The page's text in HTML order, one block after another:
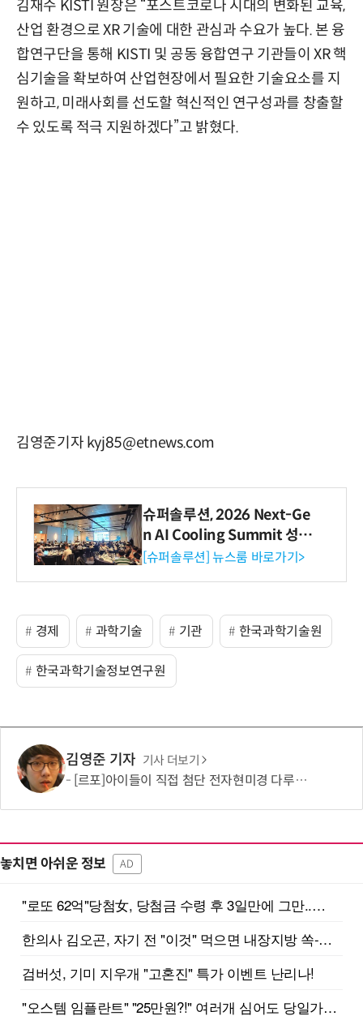
김재수 KISTI 원장은 “포스트코로나 시대의 변화된 교육,
산업 환경으로 XR 기술에 대한 관심과 수요가 높다. 본 융
합연구단을 통해 KISTI 및 공동 융합연구 기관들이 XR 핵
심기술을 확보하여 산업현장에서 필요한 기술요소를 지
원하고, 미래사회를 선도할 혁신적인 연구성과를 창출할
수 있도록 적극 지원하겠다”고 밝혔다.
김영준기자 kyj85@etnews.com
슈퍼솔루션, 2026 Next-Ge
n AI Cooling Summit 성황
리 성료
[슈퍼솔루션] 뉴스룸 바로가기>
경제 과학기술 기관 한국과학기술원
한국과학기술정보연구원
김영준 기자 기사 더보기
[르포]아이들이 직접 첨단 전자현미경 다루며 과학원리 체득...과학체험 제공 '주니어닥터' 현장
놓치면 아쉬운 정보 AD